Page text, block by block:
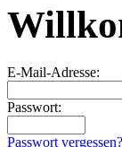
E-Mail-Adresse:
Passwort:
Passwort vergessen?